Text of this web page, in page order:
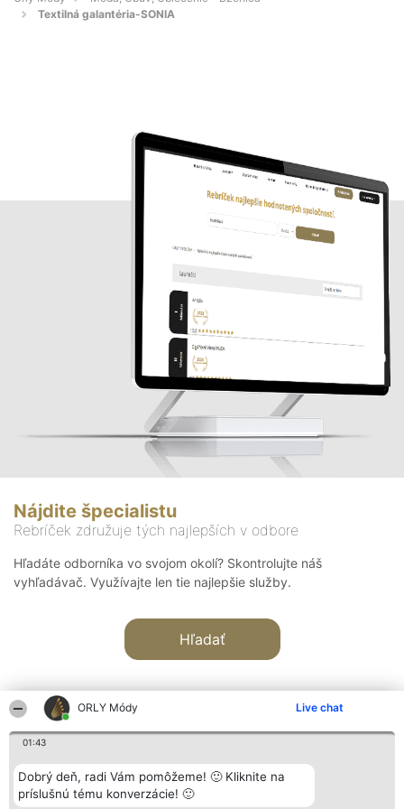
ORLY Módy Live chat
01:43
Dobrý deň, radi Vám pomôžeme! 🙂 Kliknite na
príslušnú tému konverzácie! 🙂
Textilná galantéria-SONIA
Nájdite špecialistu
Rebríček združuje tých najlepších v odbore
Hľadáte odborníka vo svojom okolí? Skontrolujte náš
vyhľadávač. Využívajte len tie najlepšie služby.
Hľadať
Organizátor hodnotenia
Bright Side Solutions sp. z o.
o. sp. k.
Hodnotenie
Laureáti
Lista
Kontakt
Kontakt